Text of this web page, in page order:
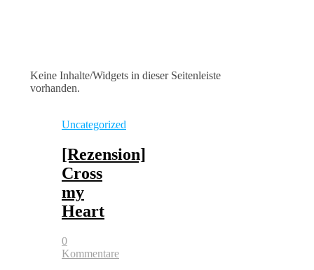
Keine Inhalte/Widgets in dieser Seitenleiste
vorhanden.
Uncategorized
[Rezension]
Cross
my
Heart
0
Kommentare